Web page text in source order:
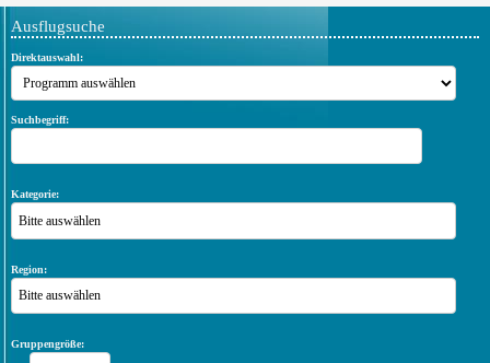
Ausflugsuche
Direktauswahl:
Suchbegriff:
Kategorie:
Bitte auswählen
Region:
Bitte auswählen
Gruppengröße: